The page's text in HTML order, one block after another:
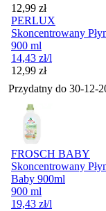
Cena
12,99 zł
PERLUX
Skoncentrowany
900 ml
14,43 zł/l
Cena
12,99 zł
Przydatny do 30-12-
FROSCH BABY
Skoncentrowany
Baby 900ml
900 ml
19,43 zł/l